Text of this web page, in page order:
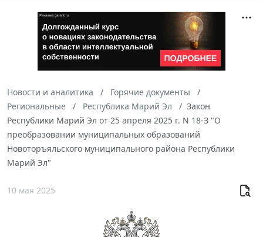
Новости и аналитика
Горячие документы
Региональные
Республика Марий Эл
Закон
Республики Марий Эл от 25 апреля 2025 г. N 18-З "О
преобразовании муниципальных образований
Новоторъяльского муниципального района Республики
Марий Эл"
10 мая 2025